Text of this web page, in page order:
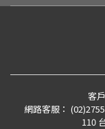
客
網路客服：
110